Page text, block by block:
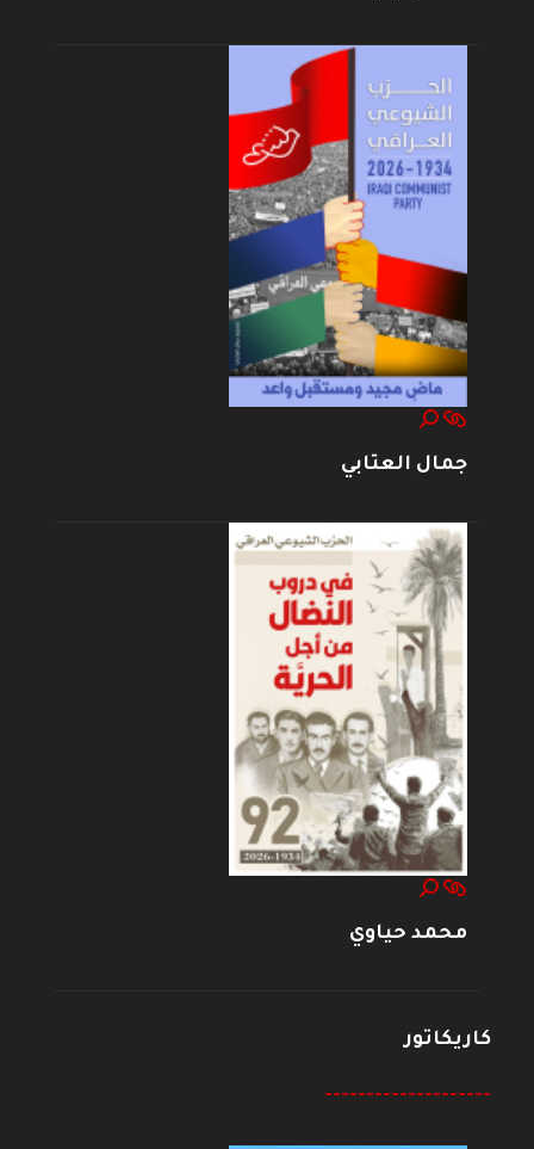
جمال العتابي
محمد حياوي
كاريكاتور
--------------------